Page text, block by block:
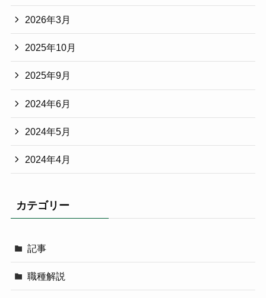
2026年3月
2025年10月
2025年9月
2024年6月
2024年5月
2024年4月
カテゴリー
記事
職種解説